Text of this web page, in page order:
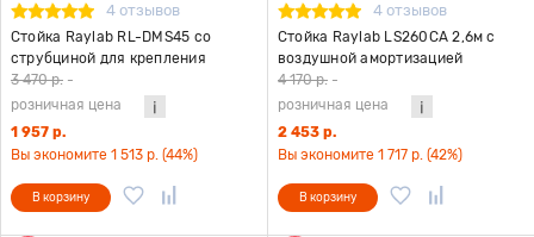
4 отзывов
Стойка Raylab RL-DMS45 со
струбциной для крепления
оборудования к столу
3 470 р. -
розничная цена
1 957 р.
Вы экономите 1 513 р. (44%)
В корзину
4 отзывов
Стойка Raylab LS260CA 2,6м с
воздушной амортизацией
4 170 р. -
розничная цена
2 453 р.
Вы экономите 1 717 р. (42%)
В корзину